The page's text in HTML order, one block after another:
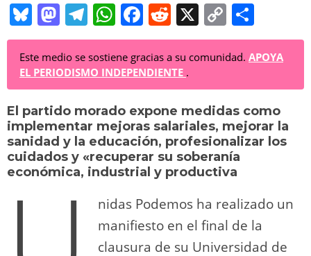
Bl
u
e
sk
y
M
a
st
o
d
o
n
T
el
e
gr
a
m
W
h
at
s
A
p
p
F
a
c
e
b
o
o
k
R
e
d
di
t
X
C
o
p
y
Li
n
k
o
m
p
ar
tir
Este medio se sostiene gracias a su comunidad. APOYA
EL PERIODISMO INDEPENDIENTE .
El partido morado expone medidas como
implementar mejoras salariales, mejorar la
sanidad y la educación, profesionalizar los
cuidados y «recuperar su soberanía
económica, industrial y productiva
nidas Podemos ha realizado un
manifiesto en el final de la
clausura de su Universidad de